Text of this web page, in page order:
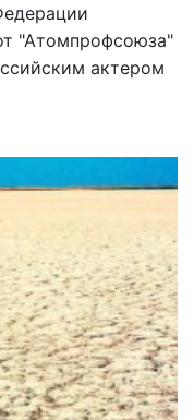
"Атомпрофсоюза"
актером